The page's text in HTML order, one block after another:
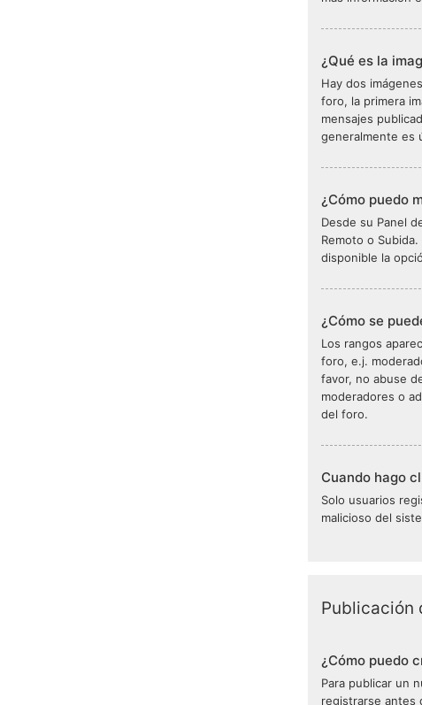
¿Qué es la
Hay dos
foro, la primera
mensajes
generalmente es
¿Cómo puedo
Desde su Panel
Remoto o
disponible la
¿Cómo se
Los rangos
foro, e.j.
favor, no abuse
moderadores o
del foro.
Cuando hago
Solo usuarios
malicioso del
Publicación
¿Cómo puedo
Para publicar un
registrarse antes